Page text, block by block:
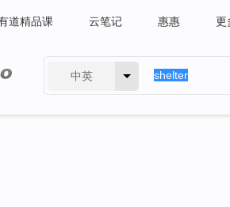
道精品课 云笔记 惠惠 更
中英